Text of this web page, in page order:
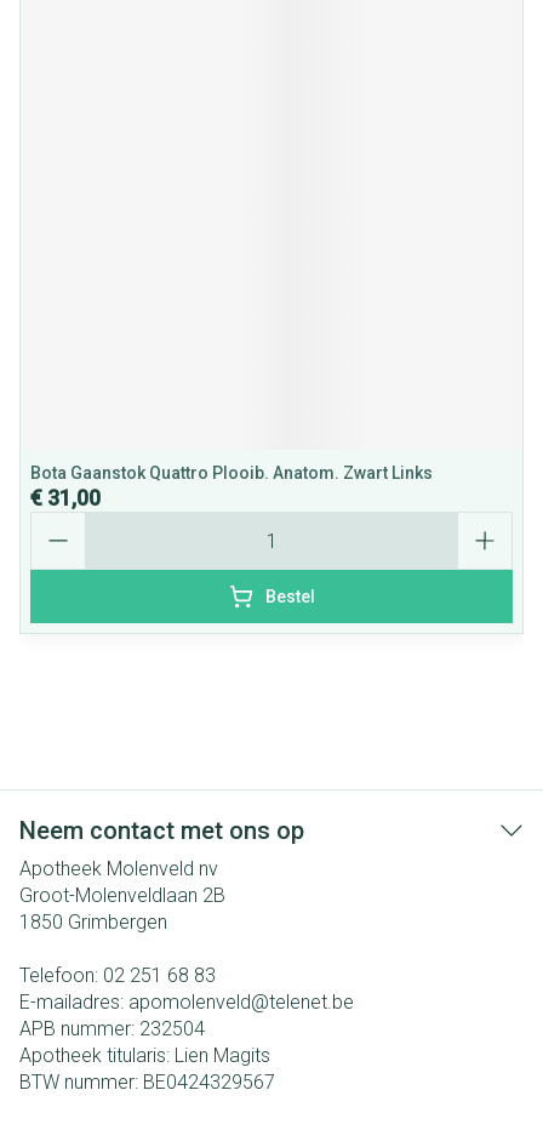
Bota Gaanstok Quattro Plooib. Anatom. Zwart Links
€ 31,00
Bestel
Neem contact met ons op
Apotheek Molenveld nv
Groot-Molenveldlaan 2B
1850 Grimbergen
Telefoon: 02 251 68 83
E-mailadres: apomolenveld@telenet.be
APB nummer: 232504
Apotheek titularis: Lien Magits
BTW nummer: BE0424329567